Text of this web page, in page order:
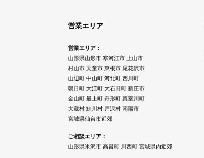
営業エリア
営業エリア：
山形県山形市 寒河江市 上山市
村山市 天童市 東根市 尾花沢市
山辺町 中山町 河北町 西川町
朝日町 大江町 大石田町 新庄市
金山町 最上町 舟形町 真室川町
大蔵村 鮭川村 戸沢村 南陽市
宮城県仙台市近郊
ご相談エリア：
山形県米沢市 高畠町 川西町 宮城県内近郊